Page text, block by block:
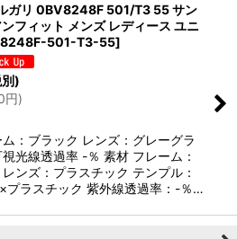
ガリ 0BV8248F 501/T3 55 サン
フィット メンズ レディース ユニ
501-T3-55]
)
円)
：ブラック レンズ：グレーグラ
光線透過率 -％ 素材 フレーム：
ンズ：プラスチック テンプル：
プラスチック 紫外線透過率：-％…